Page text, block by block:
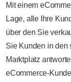
Mit einem
Lage, alle Ihre
über den Sie
Sie Kunden in den
Marktplatz
eCommerce-